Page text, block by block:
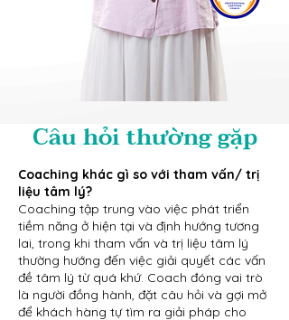
Câu hỏi thường gặp
Coaching khác gì so với tham vấn/ trị
liệu tâm lý?
Coaching tập trung vào việc phát triển
tiềm năng ở hiện tại và định hướng tương
lai, trong khi tham vấn và trị liệu tâm lý
thường hướng đến việc giải quyết các vấn
đề tâm lý từ quá khứ. Coach đóng vai trò
là người đồng hành, đặt câu hỏi và gợi mở
để khách hàng tự tìm ra giải pháp cho